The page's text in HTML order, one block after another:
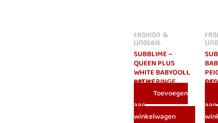
FASHION &
LINGERIE
SUBBLIME –
QUEEN PLUS
WHITE BABYDOLL
WITH FRINGE
€35.99
Toevoegen
aan
winkelwagen
€
aan